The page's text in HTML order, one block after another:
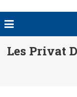
Les Privat